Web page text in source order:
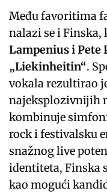
Među favoritima
nalazi se i
Lampenius i Pete
„Liekinheitin“.
vokala rezultirao
najeksplozivnijih
kombinuje
rock i festivalsku
snažnog live
identiteta, Finska
kao mogući